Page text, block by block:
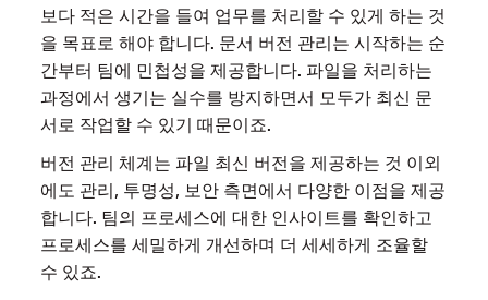
보다 적은 시간을 들여 업무를 처리할 수 있게 하는 것
을 목표로 해야 합니다. 문서 버전 관리는 시작하는 순
간부터 팀에 민첩성을 제공합니다. 파일을 처리하는
과정에서 생기는 실수를 방지하면서 모두가 최신 문
서로 작업할 수 있기 때문이죠.
버전 관리 체계는 파일 최신 버전을 제공하는 것 이외
에도 관리, 투명성, 보안 측면에서 다양한 이점을 제공
합니다. 팀의 프로세스에 대한 인사이트를 확인하고
프로세스를 세밀하게 개선하며 더 세세하게 조율할
수 있죠.